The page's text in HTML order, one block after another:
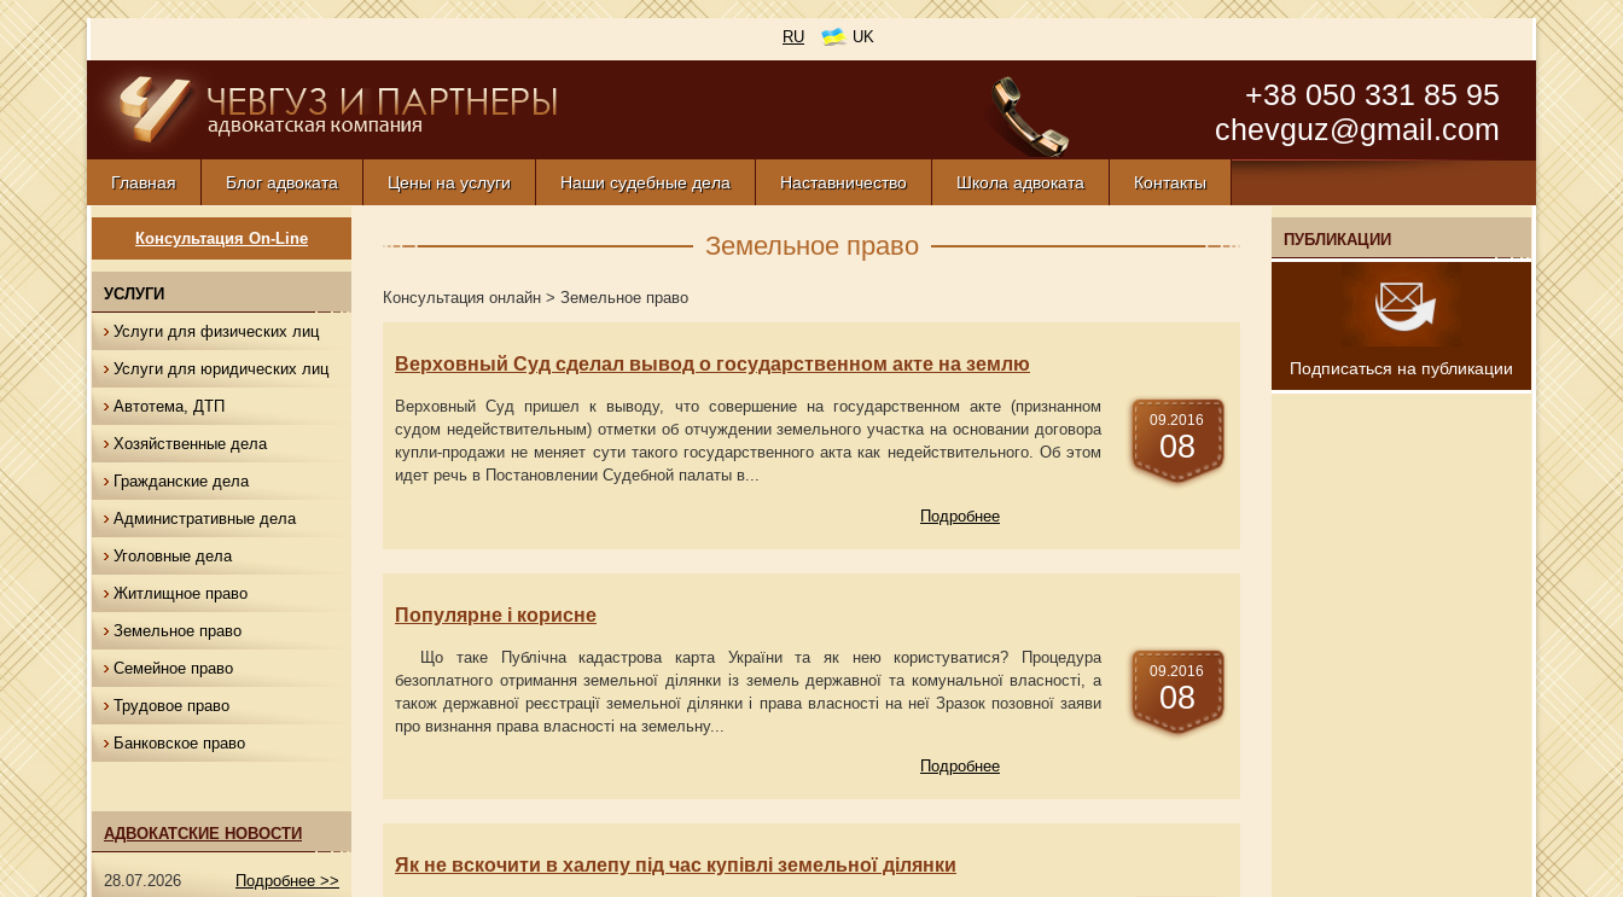
RU UK
+38 050 331 85 95
chevguz@gmail.com
Главная Блог адвоката Цены на услуги Наши судебные дела Наставничество Школа адвоката Контакты
Консультация On-Line
УСЛУГИ
Услуги для физических лиц
Услуги для юридических лиц
Автотема, ДТП
Хозяйственные дела
Гражданские дела
Административные дела
Уголовные дела
Житлищное право
Земельное право
Семейное право
Трудовое право
Банковское право
АДВОКАТСКИЕ НОВОСТИ
28.07.2026 Подробнее >>
Земельное право
Консультация онлайн > Земельное право
Верховный Суд сделал вывод о государственном акте на землю
09.2016
08
Верховный Суд пришел к выводу, что совершение на государственном акте (признанном
судом недействительным) отметки об отчуждении земельного участка на основании договора
купли-продажи не меняет сути такого государственного акта как недействительного. Об этом
идет речь в Постановлении Судебной палаты в...
Подробнее
Популярне і корисне
09.2016
08
Що таке Публічна кадастрова карта України та як нею користуватися? Процедура
безоплатного отримання земельної ділянки із земель державної та комунальної власності, а
також державної реєстрації земельної ділянки і права власності на неї Зразок позовної заяви
про визнання права власності на земельну...
Подробнее
Як не вскочити в халепу під час купівлі земельної ділянки
ПУБЛИКАЦИИ
Подписаться на публикации